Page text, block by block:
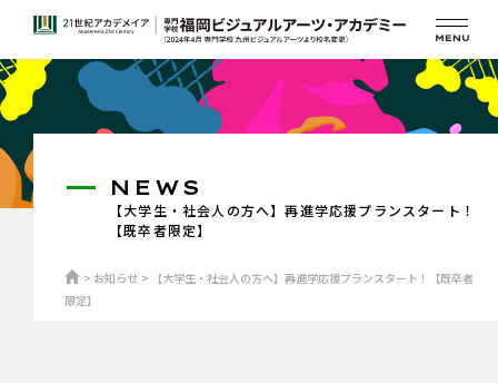
【大学生・社会人の方へ】再進学応援プランスタート！
【既卒者限定】
NEWS
お知らせ
【大学生・社会人の方へ】再進学応援プランスタート！【既卒者
限定】